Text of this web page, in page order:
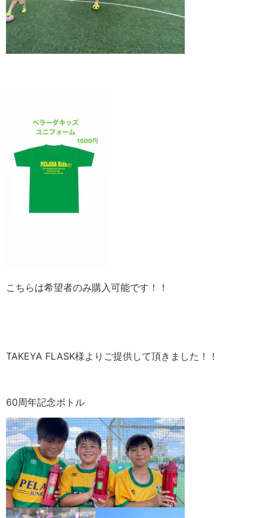
こちらは希望者のみ購入可能です！！
TAKEYA FLASK様よりご提供して頂きました！！
60周年記念ボトル